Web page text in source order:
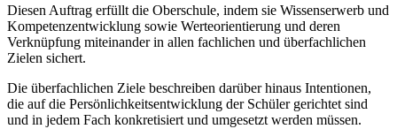
Diesen Auftrag erfüllt die Oberschule, indem sie Wissenserwerb und
Kompetenzentwicklung sowie Werteorientierung und deren
Verknüpfung miteinander in allen fachlichen und überfachlichen
Zielen sichert.
Die überfachlichen Ziele beschreiben darüber hinaus Intentionen,
die auf die Persönlichkeitsentwicklung der Schüler gerichtet sind
und in jedem Fach konkretisiert und umgesetzt werden müssen.